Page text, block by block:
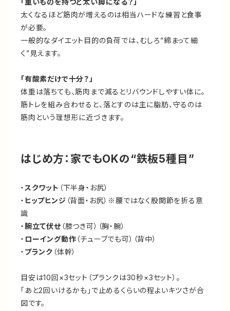
「重いものを持つと太い脚になる？」
太くなるほど筋肉が増えるのは相当ハードな練習と食事
が必要。
一般的なダイエット目的の負荷では、むしろ“締まって細
く”見えます。
「有酸素だけで十分？」
体重は落ちても、筋肉まで減るとリバウンドしやすい体に。
筋トレを組み合わせると、落とすのは主に脂肪、守るのは
筋肉という理想形に近づきます。
はじめ方：家でもOKの“鉄板5種目”
・ スクワット （下半身・お尻）
・ ヒップヒンジ （背面・お尻）※腰ではなく股関節を折る意
識
・ 腕立て伏せ（膝つき可）（胸・腕）
・ ローイング動作 （チューブでも可）（背中）
・ プランク （体幹）
目安は10回×3セット（プランクは30秒×3セット）。
「あと2回いけるかも」で止めるくらいの程よいキツさが合
図です。